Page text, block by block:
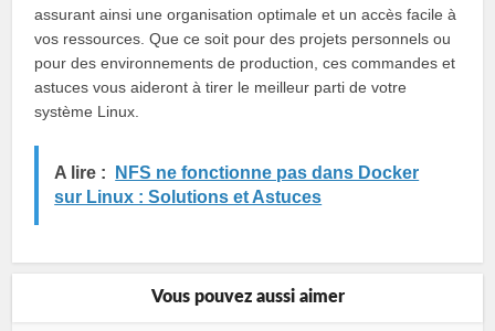
assurant ainsi une organisation optimale et un accès facile à
vos ressources. Que ce soit pour des projets personnels ou
pour des environnements de production, ces commandes et
astuces vous aideront à tirer le meilleur parti de votre
système Linux.
A lire :
NFS ne fonctionne pas dans Docker
sur Linux : Solutions et Astuces
Vous pouvez aussi aimer